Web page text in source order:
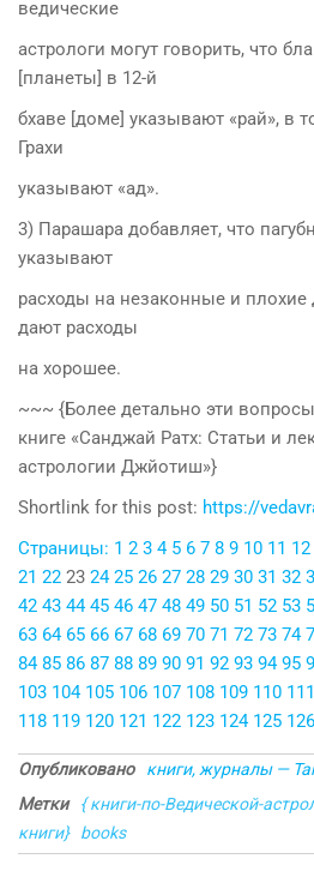
ведические
астрологи могут говорить, что
[планеты] в 12-й
бхаве [доме] указывают «рай», в
Грахи
указывают «ад».
3) Парашара добавляет, что
указывают
расходы на незаконные и плохие
дают расходы
на хорошее.
~~~ {Более детально эти
книге «Санджай Ратх: Статьи и
астрологии Джйотиш»}
Shortlink for this post: https://
Страницы: 1 2 3 4 5 6 7 8 9 10 11 12
21 22 23 24 25 26 27 28 29 30 31 32
42 43 44 45 46 47 48 49 50 51 52 53
63 64 65 66 67 68 69 70 71 72 73 74
84 85 86 87 88 89 90 91 92 93 94 95
103 104 105 106 107 108 109 110 111
118 119 120 121 122 123 124 125 126
Опубликовано
книги, журналы —
Метки
{ книги-по-Ведической-
книги}
books